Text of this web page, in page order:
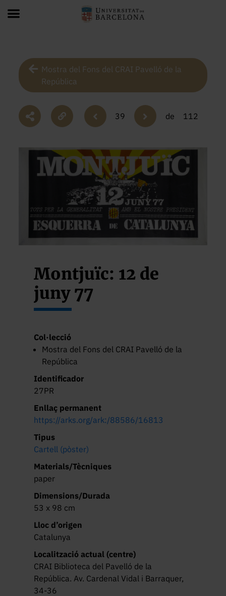
Mostra del Fons del CRAI Pavelló de la
República
39 de 112
Montjuïc: 12 de
juny 77
Col·lecció
Mostra del Fons del CRAI Pavelló de la
República
Identificador
27PR
Enllaç permanent
https://arks.org/ark:/88586/16813
Tipus
Cartell (pòster)
Materials/Tècniques
paper
Dimensions/Durada
53 x 98 cm
Lloc d’origen
Catalunya
Localització actual (centre)
CRAI Biblioteca del Pavelló de la
República. Av. Cardenal Vidal i Barraquer,
34-36